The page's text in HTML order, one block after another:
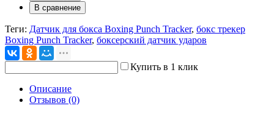
В сравнение
Теги: Датчик для бокса Boxing Punch Tracker, бокс трекер
Boxing Punch Tracker, боксерский датчик ударов
Купить в 1 клик
Описание
Отзывов (0)